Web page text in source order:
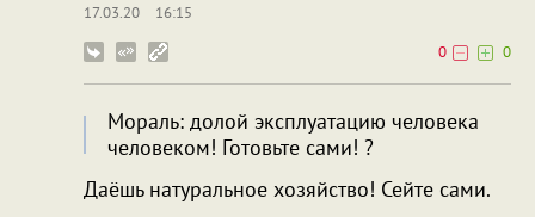
17.03.20
16:15
0
0
Мораль: долой эксплуатацию человека
человеком! Готовьте сами! ?
Даёшь натуральное хозяйство! Сейте сами.